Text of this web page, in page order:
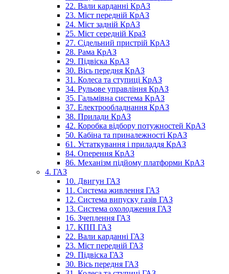
22. Вали карданні КрАЗ
23. Міст передній КрАЗ
24. Міст задній КрАЗ
25. Міст середній КраЗ
27. Сідельний пристрій КрАЗ
28. Рама КрАЗ
29. Підвіска КрАЗ
30. Вісь передня КрАЗ
31. Колеса та ступиці КрАЗ
34. Рульове управління КрАЗ
35. Гальмівна система КрАЗ
37. Електрообладнання КрАЗ
38. Прилади КрАЗ
42. Коробка відбору потужностей КрАЗ
50. Кабіна та приналежності КрАЗ
61. Устаткування і приладдя КрАЗ
84. Оперення КрАЗ
86. Механізм підйому платформи КрАЗ
4. ГАЗ
10. Двигун ГАЗ
11. Система живлення ГАЗ
12. Система випуску газів ГАЗ
13. Система охолодження ГАЗ
16. Зчеплення ГАЗ
17. КПП ГАЗ
22. Вали карданні ГАЗ
23. Міст передній ГАЗ
29. Підвіска ГАЗ
30. Вісь передня ГАЗ